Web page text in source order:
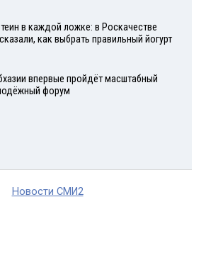
в каждой ложке: в Роскачестве
как выбрать правильный йогурт
впервые пройдёт масштабный
форум
Новости СМИ2